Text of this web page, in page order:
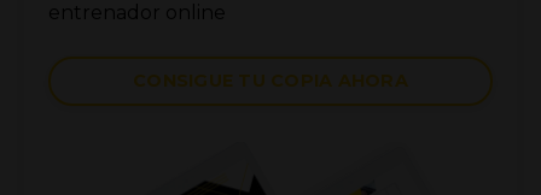
entrenador online
CONSIGUE TU COPIA AHORA